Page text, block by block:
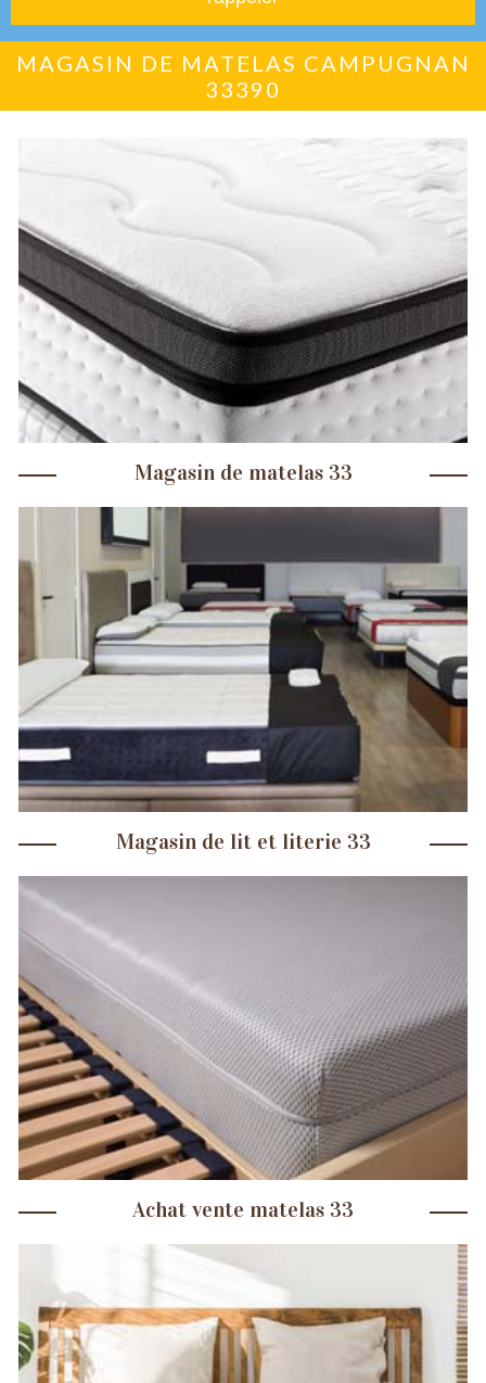
MAGASIN DE MATELAS CAMPUGNAN
33390
Magasin de matelas 33
Magasin de lit et literie 33
Achat vente matelas 33